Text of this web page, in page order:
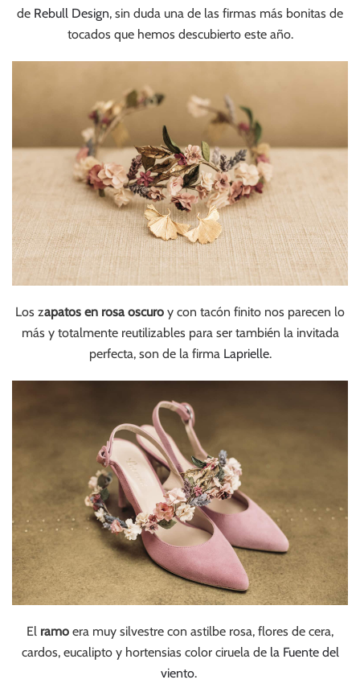
de Rebull Design, sin duda una de las firmas más bonitas de
tocados que hemos descubierto este año.
Los zapatos en rosa oscuro y con tacón finito nos parecen lo
más y totalmente reutilizables para ser también la invitada
perfecta, son de la firmaLaprielle.
El ramo era muy silvestre con astilbe rosa, flores de cera,
cardos, eucalipto y hortensias color ciruela de la Fuente del
viento.